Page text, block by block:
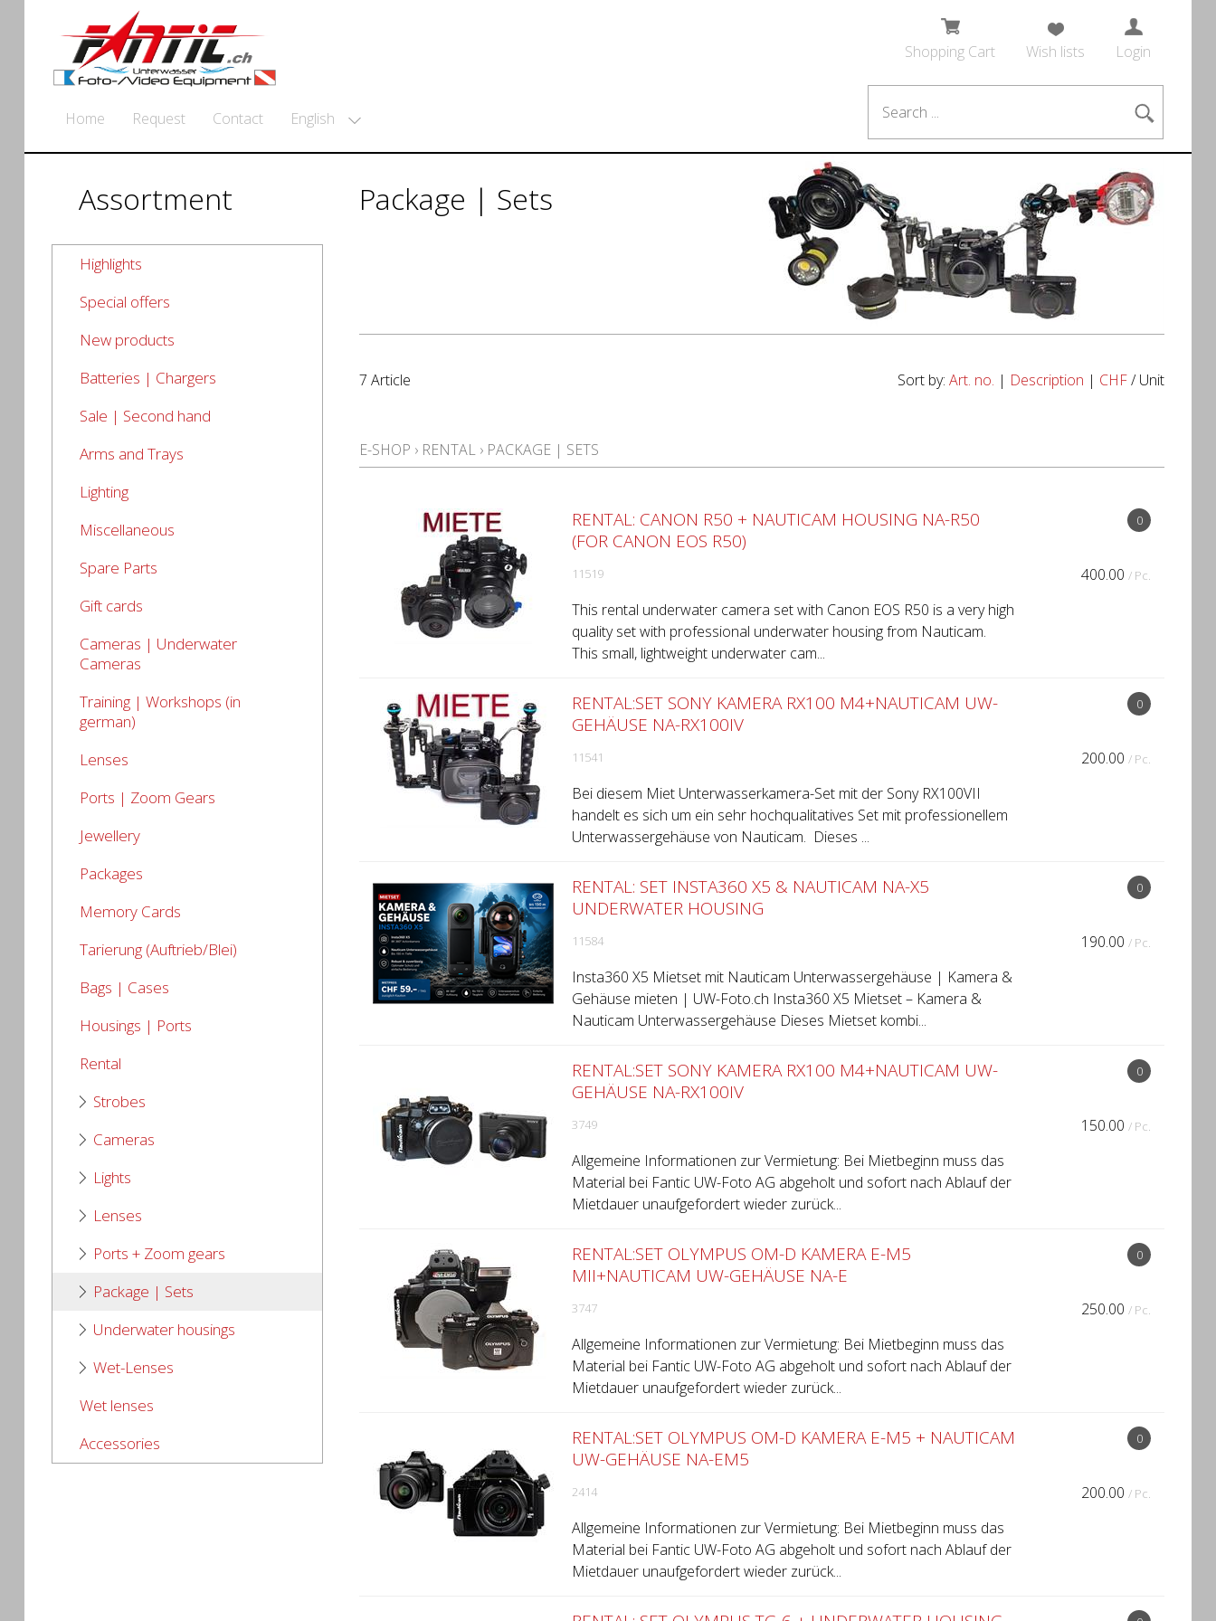
Shopping Cart Wish lists Login
Home Request Contact English
Assortment
Highlights
Special offers
New products
Batteries | Chargers
Sale | Second hand
Arms and Trays
Lighting
Miscellaneous
Spare Parts
Gift cards
Cameras | Underwater
Cameras
Training | Workshops (in
german)
Lenses
Ports | Zoom Gears
Jewellery
Packages
Memory Cards
Tarierung (Auftrieb/Blei)
Bags | Cases
Housings | Ports
Rental
Strobes
Cameras
Lights
Lenses
Ports + Zoom gears
Package | Sets
Underwater housings
Wet-Lenses
Wet lenses
Accessories
Package | Sets
Sort by: Art. no. | Description | CHF/ Unit
7 Article
E-SHOP › RENTAL › PACKAGE | SETS
0
400.00 / Pc.
RENTAL: CANON R50 + NAUTICAM HOUSING NA-R50
(FOR CANON EOS R50)
11519
This rental underwater camera set with Canon EOS R50 is a very high
quality set with professional underwater housing from Nauticam.
This small, lightweight underwater cam...
0
200.00 / Pc.
RENTAL:SET SONY KAMERA RX100 M4+NAUTICAM UW-
GEHÄUSE NA-RX100IV
11541
Bei diesem Miet Unterwasserkamera-Set mit der Sony RX100VII
handelt es sich um ein sehr hochqualitatives Set mit professionellem
Unterwassergehäuse von Nauticam. Dieses ...
0
190.00 / Pc.
RENTAL: SET INSTA360 X5 & NAUTICAM NA-X5
UNDERWATER HOUSING
11584
Insta360 X5 Mietset mit Nauticam Unterwassergehäuse | Kamera &
Gehäuse mieten | UW-Foto.ch Insta360 X5 Mietset – Kamera &
Nauticam Unterwassergehäuse Dieses Mietset kombi...
0
150.00 / Pc.
RENTAL:SET SONY KAMERA RX100 M4+NAUTICAM UW-
GEHÄUSE NA-RX100IV
3749
Allgemeine Informationen zur Vermietung: Bei Mietbeginn muss das
Material bei Fantic UW-Foto AG abgeholt und sofort nach Ablauf der
Mietdauer unaufgefordert wieder zurück...
0
250.00 / Pc.
RENTAL:SET OLYMPUS OM-D KAMERA E-M5
MII+NAUTICAM UW-GEHÄUSE NA-E
3747
Allgemeine Informationen zur Vermietung: Bei Mietbeginn muss das
Material bei Fantic UW-Foto AG abgeholt und sofort nach Ablauf der
Mietdauer unaufgefordert wieder zurück...
0
200.00 / Pc.
RENTAL:SET OLYMPUS OM-D KAMERA E-M5 + NAUTICAM
UW-GEHÄUSE NA-EM5
2414
Allgemeine Informationen zur Vermietung: Bei Mietbeginn muss das
Material bei Fantic UW-Foto AG abgeholt und sofort nach Ablauf der
Mietdauer unaufgefordert wieder zurück...